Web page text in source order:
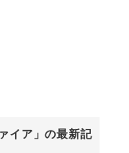
イア」の最新記